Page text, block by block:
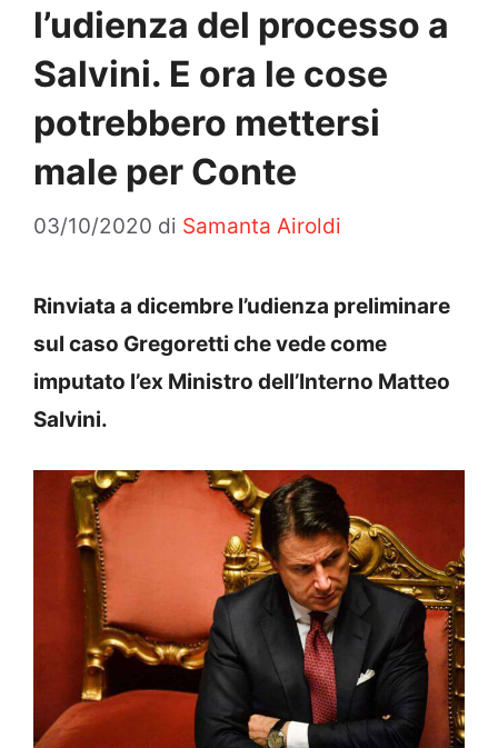
l’udienza del processo a
Salvini. E ora le cose
potrebbero mettersi
male per Conte
03/10/2020 di Samanta Airoldi
Rinviata a dicembre l’udienza preliminare
sul caso Gregoretti che vede come
imputato l’ex Ministro dell’Interno Matteo
Salvini.